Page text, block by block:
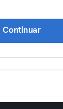
Continuar